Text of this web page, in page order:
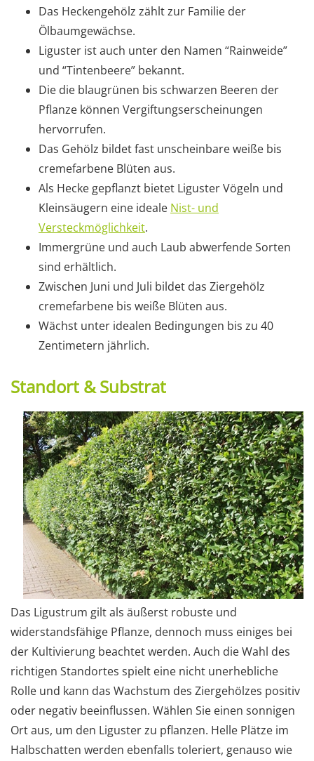
Das Heckengehölz zählt zur Familie der
Ölbaumgewächse.
Liguster ist auch unter den Namen “Rainweide”
und “Tintenbeere” bekannt.
Die die blaugrünen bis schwarzen Beeren der
Pflanze können Vergiftungserscheinungen
hervorrufen.
Das Gehölz bildet fast unscheinbare weiße bis
cremefarbene Blüten aus.
Als Hecke gepflanzt bietet Liguster Vögeln und
Kleinsäugern eine ideale Nist- und
Versteckmöglichkeit.
Immergrüne und auch Laub abwerfende Sorten
sind erhältlich.
Zwischen Juni und Juli bildet das Ziergehölz
cremefarbene bis weiße Blüten aus.
Wächst unter idealen Bedingungen bis zu 40
Zentimetern jährlich.
Standort & Substrat
Das Ligustrum gilt als äußerst robuste und
widerstandsfähige Pflanze, dennoch muss einiges bei
der Kultivierung beachtet werden. Auch die Wahl des
richtigen Standortes spielt eine nicht unerhebliche
Rolle und kann das Wachstum des Ziergehölzes positiv
oder negativ beeinflussen. Wählen Sie einen sonnigen
Ort aus, um den Liguster zu pflanzen. Helle Plätze im
Halbschatten werden ebenfalls toleriert, genauso wie